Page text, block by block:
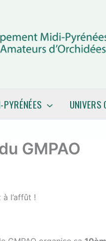
UNIVERS
GMPAO
l’affût !